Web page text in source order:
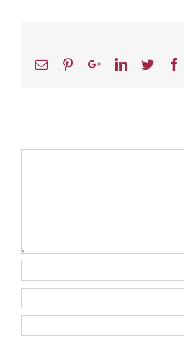
Facebook
Twitter
Linkedin
Google+
Pinterest
Email